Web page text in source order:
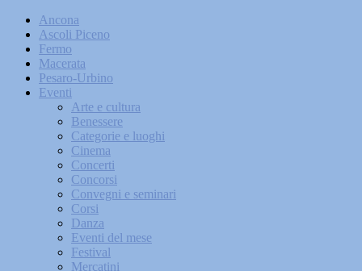
Ancona
Ascoli Piceno
Fermo
Macerata
Pesaro-Urbino
Eventi
Arte e cultura
Benessere
Categorie e luoghi
Cinema
Concerti
Concorsi
Convegni e seminari
Corsi
Danza
Eventi del mese
Festival
Mercatini